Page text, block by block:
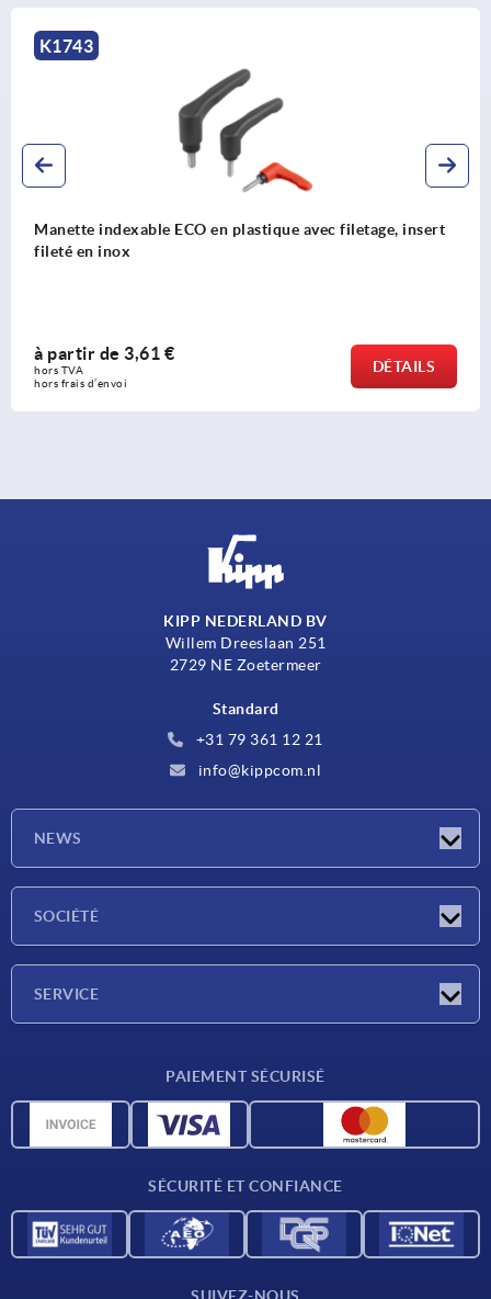
K1743
Manette indexable ECO en plastique avec filetage, insert
fileté en inox
à partir de 3,61 €
hors TVA
hors frais d’envoi
DÉTAILS
KIPP NEDERLAND BV
Willem Dreeslaan 251
2729 NE Zoetermeer
Standard
+31 79 361 12 21
info@kippcom.nl
NEWS
SOCIÉTÉ
SERVICE
Données CAO
PAIEMENT SÉCURISÉ
SÉCURITÉ ET CONFIANCE
SUIVEZ-NOUS